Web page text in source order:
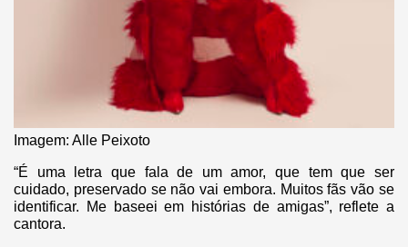
Imagem: Alle Peixoto
“É uma letra que fala de um amor, que tem que ser
cuidado, preservado se não vai embora. Muitos fãs vão se
identificar. Me baseei em histórias de amigas”, reflete a
cantora.